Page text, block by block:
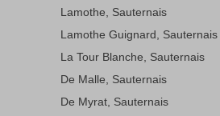
Lamothe, Sauternais
Lamothe Guignard, Sauternais
La Tour Blanche, Sauternais
De Malle, Sauternais
De Myrat, Sauternais